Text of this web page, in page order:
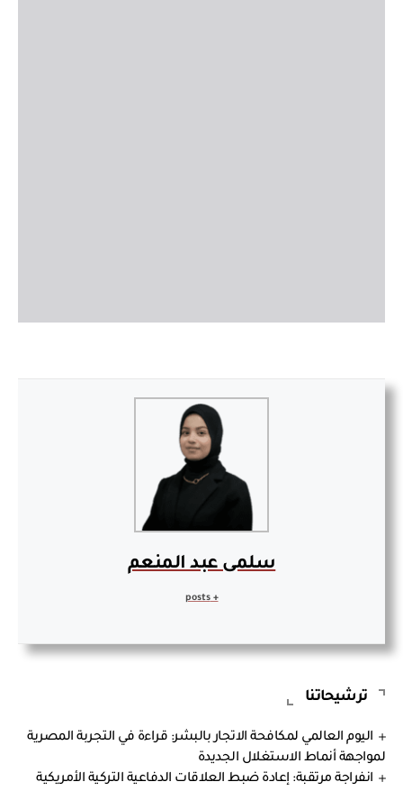
سلمى عبد المنعم
ترشيحاتنا
اليوم العالمي لمكافحة الاتجار بالبشر: قراءة في التجربة المصرية
لمواجهة أنماط الاستغلال الجديدة
انفراجة مرتقبة: إعادة ضبط العلاقات الدفاعية التركية الأمريكية